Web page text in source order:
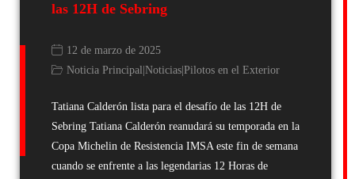
las 12H de Sebring
12 de marzo de 2025
Noticia Principal Noticias Pilotos en el Exterior
Tatiana Calderón lista para el desafío de las 12H de
Sebring Tatiana Calderón reanudará su temporada en la
Copa Michelin de Resistencia IMSA este fin de semana
cuando se enfrente a las legendarias 12 Horas de